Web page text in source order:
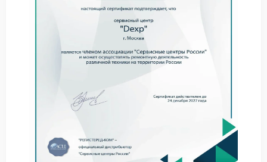
самостоятельно
Прежде чем обращаться в сервис DEXP, попробуйте
выполнить несколько простых действий:
Проверьте температуру компонентов с помощью
специализированных программ.
Обновите драйверы до последних версий.
Проведите полное сканирование системы на